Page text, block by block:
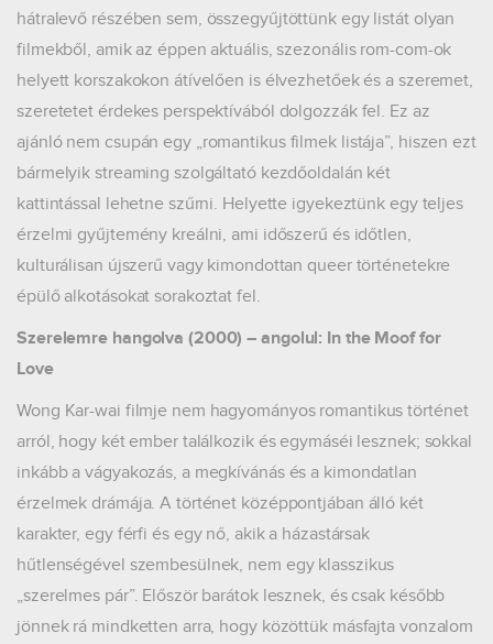
hátralevő részében sem, összegyűjtöttünk egy listát olyan
filmekből, amik az éppen aktuális, szezonális rom-com-ok
helyett korszakokon átívelően is élvezhetőek és a szeremet,
szeretetet érdekes perspektívából dolgozzák fel. Ez az
ajánló nem csupán egy „romantikus filmek listája”, hiszen ezt
bármelyik streaming szolgáltató kezdőoldalán két
kattintással lehetne szűrni. Helyette igyekeztünk egy teljes
érzelmi gyűjtemény kreálni, ami időszerű és időtlen,
kulturálisan újszerű vagy kimondottan queer történetekre
épülő alkotásokat sorakoztat fel.
Szerelemre hangolva (2000) – angolul: In the Moof for
Love
Wong Kar-wai filmje nem hagyományos romantikus történet
arról, hogy két ember találkozik és egymáséi lesznek; sokkal
inkább a vágyakozás, a megkívánás és a kimondatlan
érzelmek drámája. A történet középpontjában álló két
karakter, egy férfi és egy nő, akik a házastársak
hűtlenségével szembesülnek, nem egy klasszikus
„szerelmes pár”. Először barátok lesznek, és csak később
jönnek rá mindketten arra, hogy közöttük másfajta vonzalom